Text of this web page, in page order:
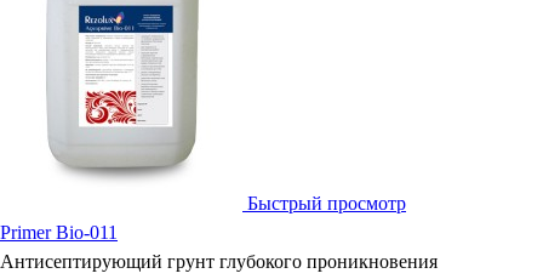
Быстрый просмотр
Primer Bio-011
Антисептирующий грунт глубокого проникновения